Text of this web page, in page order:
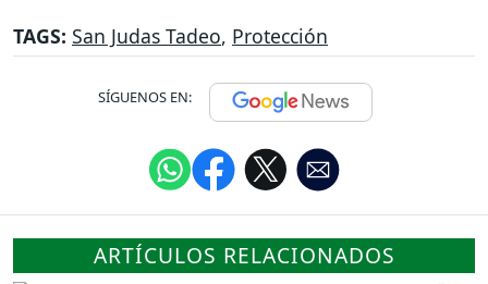
TAGS: San Judas Tadeo, Protección
SÍGUENOS EN:
ARTÍCULOS RELACIONADOS